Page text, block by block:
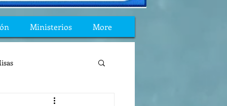
Ministerios More